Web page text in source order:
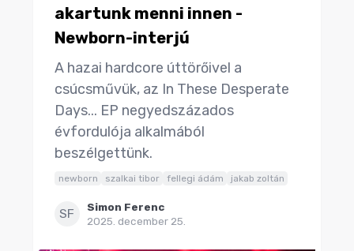
akartunk menni innen -
Newborn-interjú
A hazai hardcore úttörőivel a
csúcsművük, az In These Desperate
Days... EP negyedszázados
évfordulója alkalmából
beszélgettünk.
newborn szalkai tibor fellegi ádám jakab zoltán
SF
Simon Ferenc
2025. december 25.